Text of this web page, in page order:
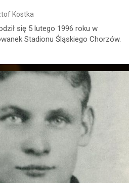
Kostka
się 5 lutego 1996 roku w
Stadionu Śląskiego Chorzów.